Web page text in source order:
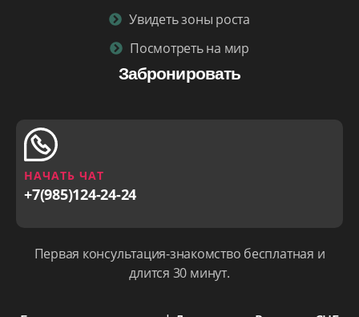
Увидеть зоны роста
Посмотреть на мир
Забронировать
НАЧАТЬ ЧАТ
+7(985)124-24-24
Первая консультация-знакомство бесплатная и
длится 30 минут.